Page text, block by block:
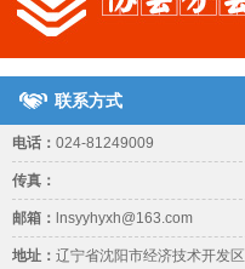
联系方式
电话： 024-81249009
传真：
邮箱： lnsyyhyxh@163.com
地址： 辽宁省沈阳市经济技术开发区